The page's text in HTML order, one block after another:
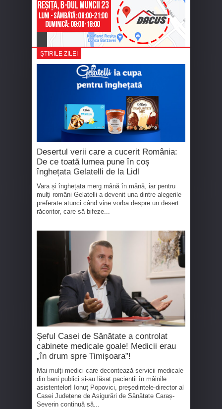
ȘTIRILE ZILEI
Desertul verii care a cucerit România:
De ce toată lumea pune în coș
înghețata Gelatelli de la Lidl
Vara și înghețata merg mână în mână, iar pentru
mulți români Gelatelli a devenit una dintre alegerile
preferate atunci când vine vorba despre un desert
răcoritor, care să bifeze...
Șeful Casei de Sănătate a controlat
cabinete medicale goale! Medicii erau
„în drum spre Timișoara”!
Mai mulți medici care decontează servicii medicale
din bani publici și-au lăsat pacienții în mâinile
asistentelor! Ionuț Popovici, președintele-director al
Casei Județene de Asigurări de Sănătate Caraș-
Severin continuă să...